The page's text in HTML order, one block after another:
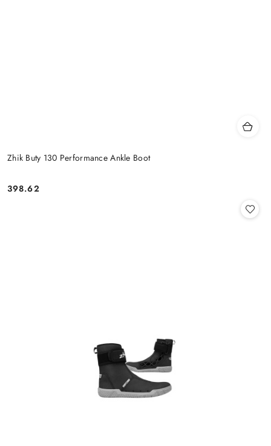
Zhik Buty 130 Performance Ankle Boot
Cena:
398.62